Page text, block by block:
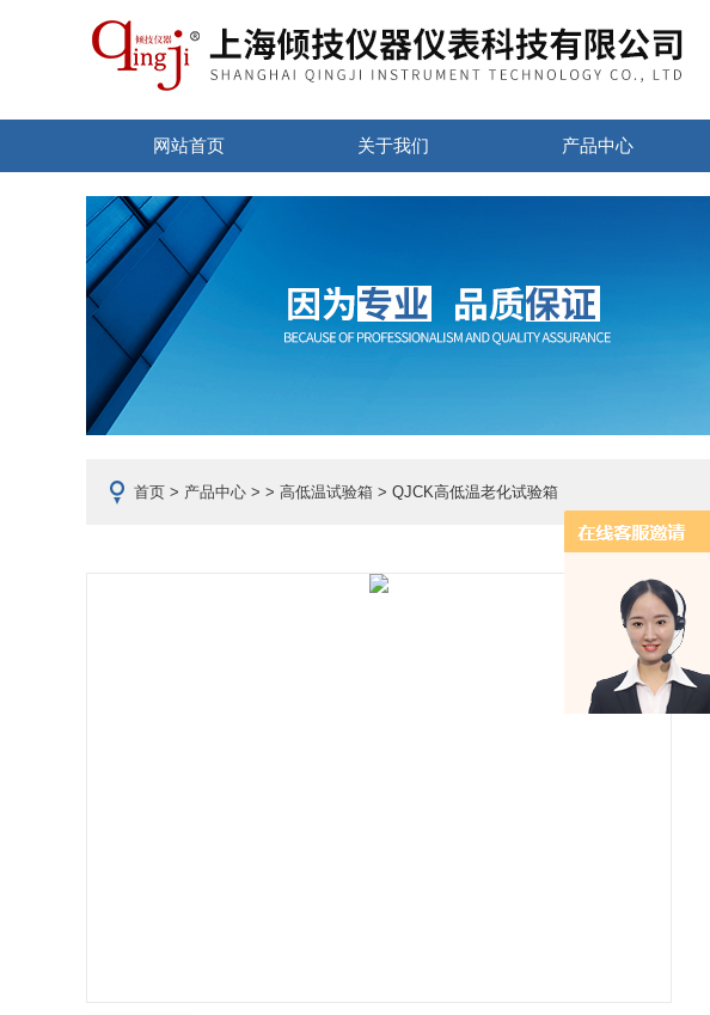
网站首页 关于我们 产品中心
首页 > 产品中心 > > 高低温试验箱 > QJCK高低温老化试验箱